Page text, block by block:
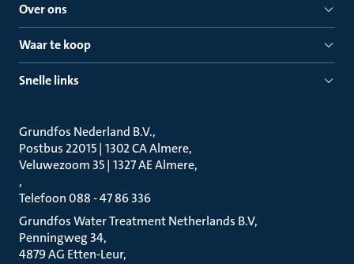
Over ons
Waar te koop
Snelle links
Grundfos Nederland B.V.
Postbus 22015 | 1302 CA Almere
Veluwezoom 35 | 1327 AE Almere
Telefoon 088 - 47 86 336
Grundfos Water Treatment Netherlands B.V
Penningweg 34
4879 AG Etten-Leur